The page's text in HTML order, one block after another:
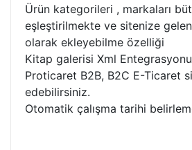
Ürün kategorileri , markaları
eşleştirilmekte ve sitenize
olarak ekleyebilme özelliği
Kitap galerisi Xml
Proticaret B2B, B2C E-Ticaret
edebilirsiniz.
Otomatik çalışma tarihi